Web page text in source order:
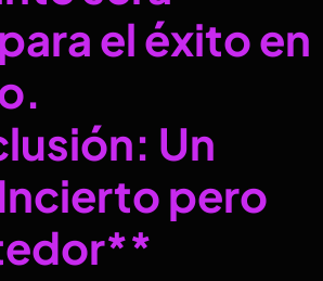
el éxito en
Un
pero